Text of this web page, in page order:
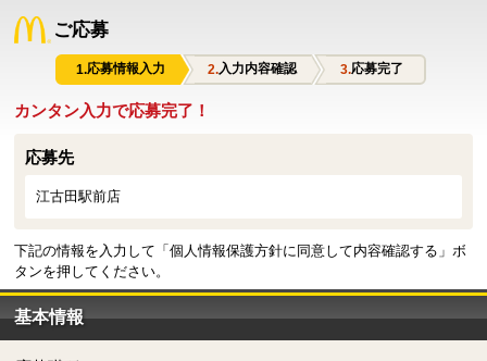
ご応募
応募情報入力 入力内容確認 応募完了
カンタン入力で応募完了！
応募先
江古田駅前店
下記の情報を入力して「個人情報保護方針に同意して内容確認する」ボ
タンを押してください。
基本情報